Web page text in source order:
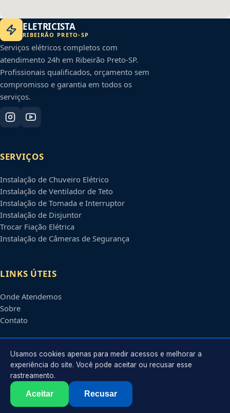
ELETRICISTA
RIBEIRÃO PRETO-SP
Serviços elétricos completos com
atendimento 24h em Ribeirão Preto-SP.
Profissionais qualificados, orçamento sem
compromisso e garantia em todos os
serviços.
SERVIÇOS
Instalação de Chuveiro Elétrico
Instalação de Ventilador de Teto
Instalação de Tomada e Interruptor
Instalação de Disjuntor
Trocar Fiação Elétrica
Instalação de Câmeras de Segurança
LINKS ÚTEIS
Onde Atendemos
Sobre
Contato
CONTATO
Atendimento em
contato@eletricistaribeiraopreto.com.br
2026 Ribeirão Preto
. Todos os direitos reservados.
Usamos cookies apenas para medir acessos e melhorar a
experiência do site. Você pode aceitar ou recusar esse
rastreamento.
Aceitar Recusar